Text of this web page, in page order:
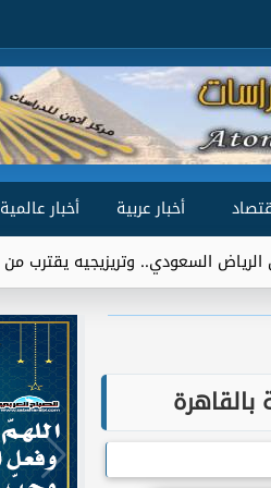
أخبار عربية أخبار عالمية
وتريزيجيه يقترب من الإعلان الرسمي